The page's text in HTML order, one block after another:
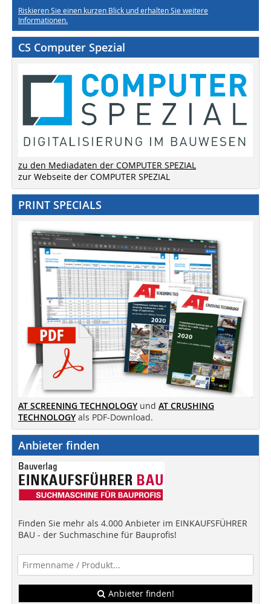
Riskieren Sie einen kurzen Blick und erhalten Sie weitere
Informationen.
CS Computer Spezial
zu den Mediadaten der COMPUTER SPEZIAL
zur Webseite der COMPUTER SPEZIAL
PRINT SPECIALS
AT SCREENING TECHNOLOGY und AT CRUSHING
TECHNOLOGY als PDF-Download.
Anbieter finden
Finden Sie mehr als 4.000 Anbieter im EINKAUFSFÜHRER
BAU - der Suchmaschine für Bauprofis!
Anbieter finden!